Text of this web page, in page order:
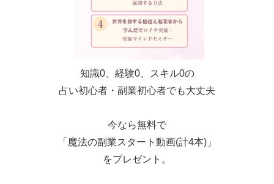
知識0、経験0、スキル0の
占い初心者・副業初心者でも大丈夫
今なら無料で
「魔法の副業スタート動画(計4本)」
をプレゼント。